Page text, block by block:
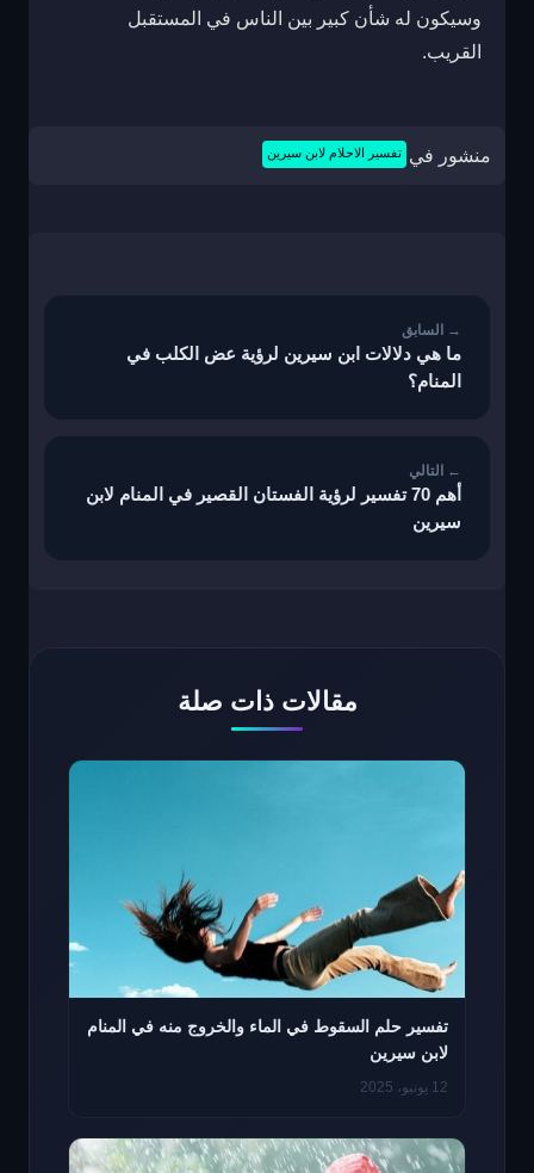
وسيكون له شأن كبير بين الناس في المستقبل
القريب.
منشور في تفسير الاحلام لابن سيرين
ما هي دلالات ابن سيرين لرؤية عض الكلب في
المنام؟
أهم 70 تفسير لرؤية الفستان القصير في المنام لابن
سيرين
مقالات ذات صلة
تفسير حلم السقوط في الماء والخروج منه في المنام
لابن سيرين
12 يونيو، 2025